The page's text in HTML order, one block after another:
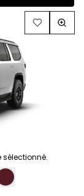
sélectionné.